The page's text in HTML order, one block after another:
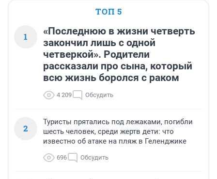
ТОП 5
1
«Последнюю в жизни четверть
закончил лишь с одной
четверкой». Родители
рассказали про сына, который
всю жизнь боролся с раком
4 209 Обсудить
2
Туристы прятались под лежаками, погибли
шесть человек, среди жертв дети: что
известно об атаке на пляж в Геленджике
696 Обсудить